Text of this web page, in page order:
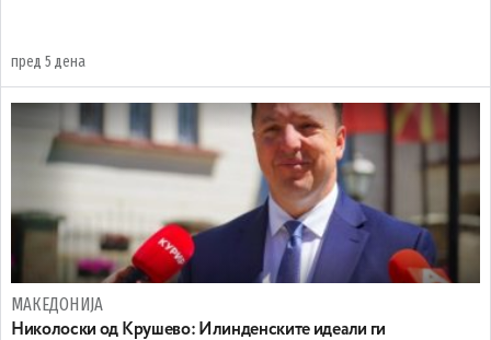
пред 5 дена
МАКЕДОНИЈА
Николоски од Крушево: Илинденските идеали ги